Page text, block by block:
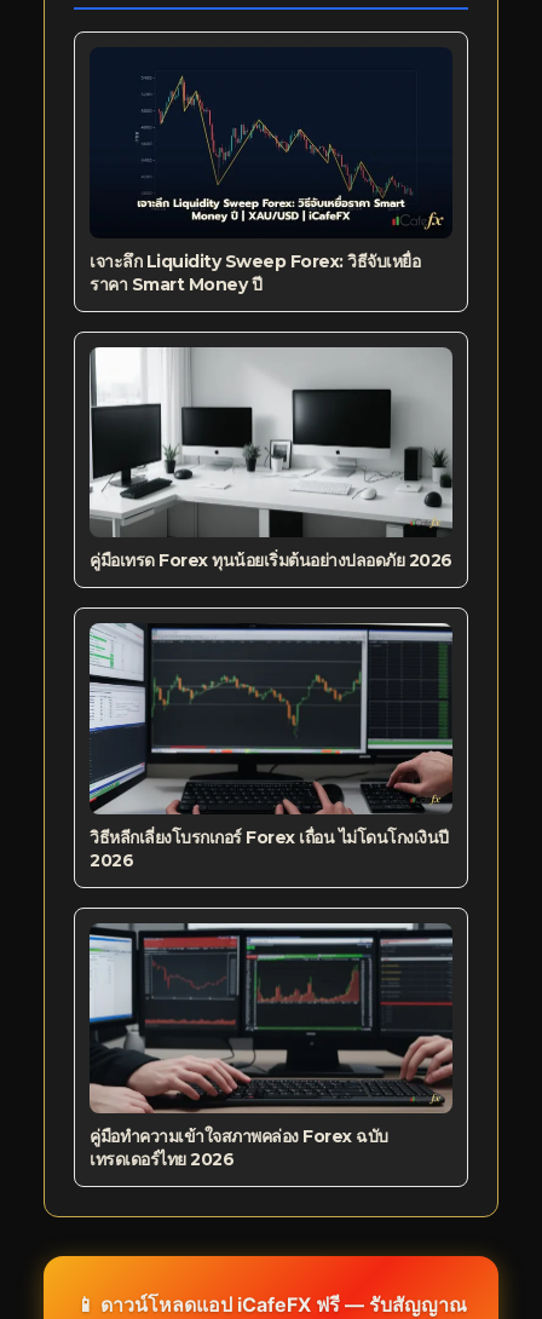
เจาะลึก Liquidity Sweep Forex: วิธีจับเหยื่อ
ราคา Smart Money ปี
คู่มือเทรด Forex ทุนน้อยเริ่มต้นอย่างปลอดภัย 2026
วิธีหลีกเลี่ยงโบรกเกอร์ Forex เถื่อน ไม่โดนโกงเงินปี
2026
คู่มือทำความเข้าใจสภาพคล่อง Forex ฉบับ
เทรดเดอร์ไทย 2026
📱 ดาวน์โหลดแอป iCafeFX ฟรี — รับสัญญาณ